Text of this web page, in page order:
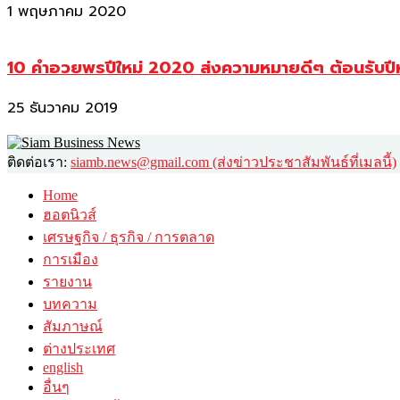
1 พฤษภาคม 2020
10 คำอวยพรปีใหม่ 2020 ส่งความหมายดีๆ ต้อนรับ
25 ธันวาคม 2019
ติดต่อเรา: siamb.news@gmail.com (ส่งข่าวประชาสัมพันธ์ที่เมลนี้)
Home
ฮอตนิวส์
เศรษฐกิจ / ธุรกิจ / การตลาด
การเมือง
รายงาน
บทความ
สัมภาษณ์
ต่างประเทศ
english
อื่นๆ